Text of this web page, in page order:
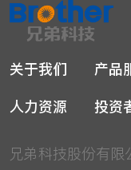
关于我们 产品
人力资源
投资
兄弟科技股份有限